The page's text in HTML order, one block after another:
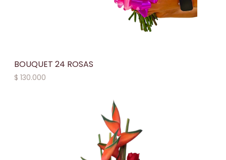
BOUQUET 24 ROSAS
$ 130.000